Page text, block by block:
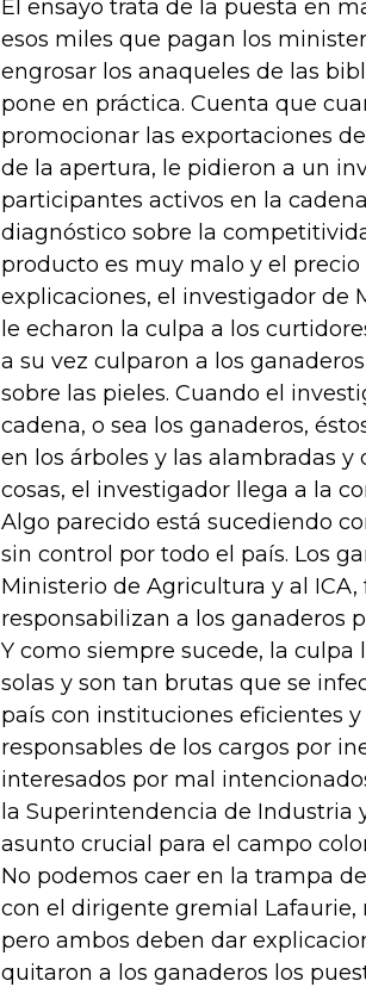
El ensayo trata de la puesta en
esos miles que pagan los
engrosar los anaqueles de las
pone en práctica. Cuenta que
promocionar las exportaciones
de la apertura, le pidieron a un
participantes activos en la
diagnóstico sobre la
producto es muy malo y el
explicaciones, el investigador de
le echaron la culpa a los
a su vez culparon a los
sobre las pieles. Cuando el
cadena, o sea los ganaderos,
en los árboles y las alambradas y
cosas, el investigador llega a la
Algo parecido está sucediendo
sin control por todo el país. Los
Ministerio de Agricultura y al
responsabilizan a los ganaderos
Y como siempre sucede, la culpa
solas y son tan brutas que se
país con instituciones eficientes
responsables de los cargos por
interesados por mal
la Superintendencia de Industria
asunto crucial para el campo
No podemos caer en la trampa
con el dirigente gremial
pero ambos deben dar
quitaron a los ganaderos los